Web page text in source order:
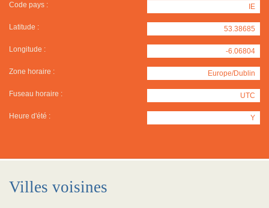
Code pays : IE
Latitude : 53.38685
Longitude : -6.06804
Zone horaire : Europe/Dublin
Fuseau horaire : UTC
Heure d'été : Y
Villes voisines